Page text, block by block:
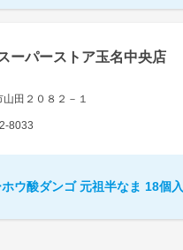
ーパーストア玉名中央店
田２０８２－１
8033
ウ酸ダンゴ 元祖半なま 18個入